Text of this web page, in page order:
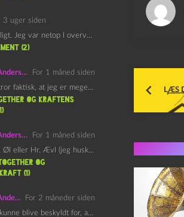
LÆS
3 uger siden
Ahja, herligt herligt. Jeg var netop I overvejelser om at…
(2)
Henning Andersen
For 1 måned siden
Hej Mikkel Jeg tror faktisk, at jeg er meget enig…
og Kraftens
Henning Andersen
For 1 måned siden
Hej Mathias (Hr. Øl eller Hr. Ævl (jeg husker ikke…
og
(1)
Henning Andersen
For 2 måneder siden
Med fare for at kunne blive beskyldt for, at være…